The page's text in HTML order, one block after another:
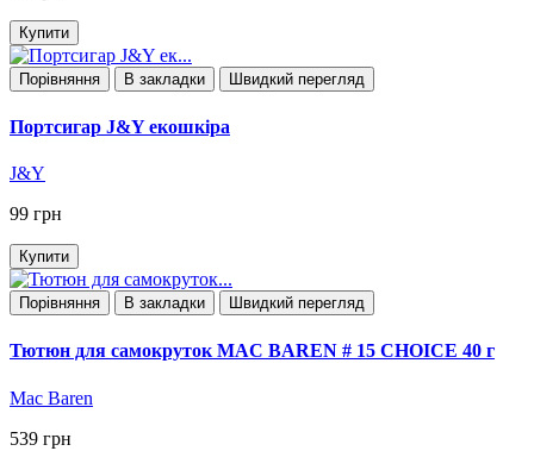
Купити
Порівняння В закладки Швидкий перегляд
Портсигар J&Y екошкіра
J&Y
99 грн
Купити
Порівняння В закладки Швидкий перегляд
Тютюн для самокруток MAC BAREN # 15 CHOICE 40 г
Mac Baren
539 грн